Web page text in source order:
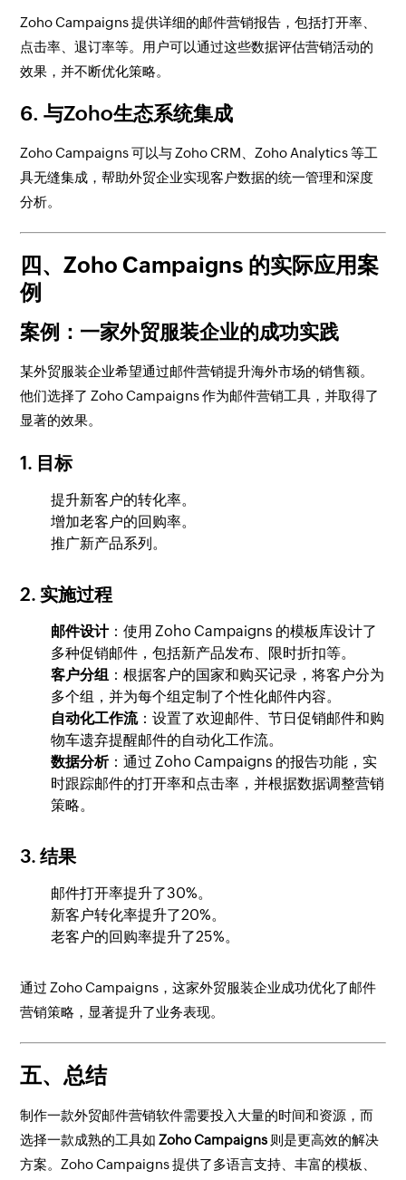
Zoho Campaigns 提供详细的邮件营销报告，包括打开率、
点击率、退订率等。用户可以通过这些数据评估营销活动的
效果，并不断优化策略。
6.与Zoho生态系统集成
Zoho Campaigns 可以与 Zoho CRM、Zoho Analytics 等工
具无缝集成，帮助外贸企业实现客户数据的统一管理和深度
分析。
四、Zoho Campaigns 的实际应用案
例
案例：一家外贸服装企业的成功实践
某外贸服装企业希望通过邮件营销提升海外市场的销售额。
他们选择了 Zoho Campaigns 作为邮件营销工具，并取得了
显著的效果。
1. 目标
提升新客户的转化率。
增加老客户的回购率。
推广新产品系列。
2. 实施过程
邮件设计：使用 Zoho Campaigns 的模板库设计了
多种促销邮件，包括新产品发布、限时折扣等。
客户分组 ：根据客户的国家和购买记录，将客户分为
多个组，并为每个组定制了个性化邮件内容。
自动化工作流：设置了欢迎邮件、节日促销邮件和购
物车遗弃提醒邮件的自动化工作流。
数据分析：通过 Zoho Campaigns 的报告功能，实
时跟踪邮件的打开率和点击率，并根据数据调整营销
策略。
3.结果
邮件打开率提升了30%。
新客户转化率提升了20%。
老客户的回购率提升了25%。
通过 Zoho Campaigns，这家外贸服装企业成功优化了邮件
营销策略，显著提升了业务表现。
五、总结
制作一款外贸邮件营销软件需要投入大量的时间和资源，而
选择一款成熟的工具如Zoho Campaigns 则是更高效的解决
方案。Zoho Campaigns 提供了多语言支持、丰富的模板、